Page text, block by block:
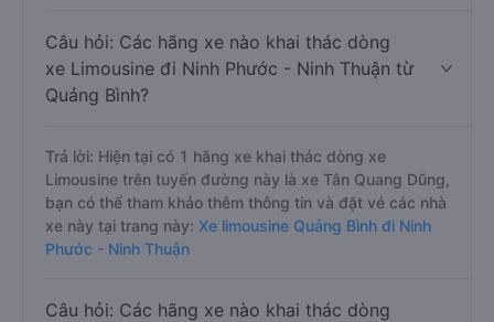
Câu hỏi: Các hãng xe nào khai thác dòng
xe Limousine đi Ninh Phước - Ninh Thuận từ
Quảng Bình?
Trả lời: Hiện tại có 1 hãng xe khai thác dòng xe
Limousine trên tuyến đường này là xe Tân Quang Dũng,
bạn có thể tham khảo thêm thông tin và đặt vé các nhà
xe này tại trang này: Xe limousine Quảng Bình đi Ninh
Phước - Ninh Thuận
Câu hỏi: Các hãng xe nào khai thác dòng